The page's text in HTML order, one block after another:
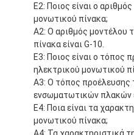
Ε2: Ποιος είναι ο
μονωτικού πίνακα;
Α2: Ο αριθμός μοντέλου
πίνακα είναι G-10.
Ε3: Ποιος είναι ο τόπος
ηλεκτρικού μονωτικού
Α3: Ο τόπος προέλευσης
ενσωματωτικών πλακών
Ε4: Ποια είναι τα
μονωτικού πίνακα;